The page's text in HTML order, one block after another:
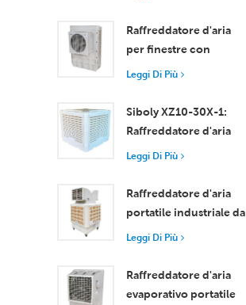
modello XZ13-080
Raffreddatore d'aria
per finestre con
motore assiale
Raffreddamento
efficiente per stanze di
dimensioni
Leggi Di Più
Siboly XZ10-30X-1:
Raffreddatore d'aria
evaporativo industriale
Leggi Di Più
Raffreddatore d'aria
portatile industriale da
18000 m³/h con
raffreddamento di
grandi spazi
Leggi Di Più
Raffreddatore d'aria
evaporativo portatile